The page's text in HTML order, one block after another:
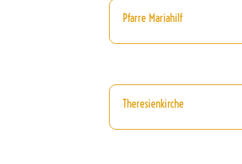
Pfarre Mariahilf
Theresienkirche